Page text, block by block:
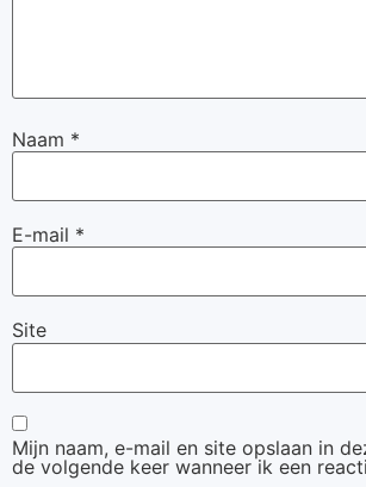
Naam *
E-mail *
Site
Mijn naam, e-mail en site opslaan in
de volgende keer wanneer ik een